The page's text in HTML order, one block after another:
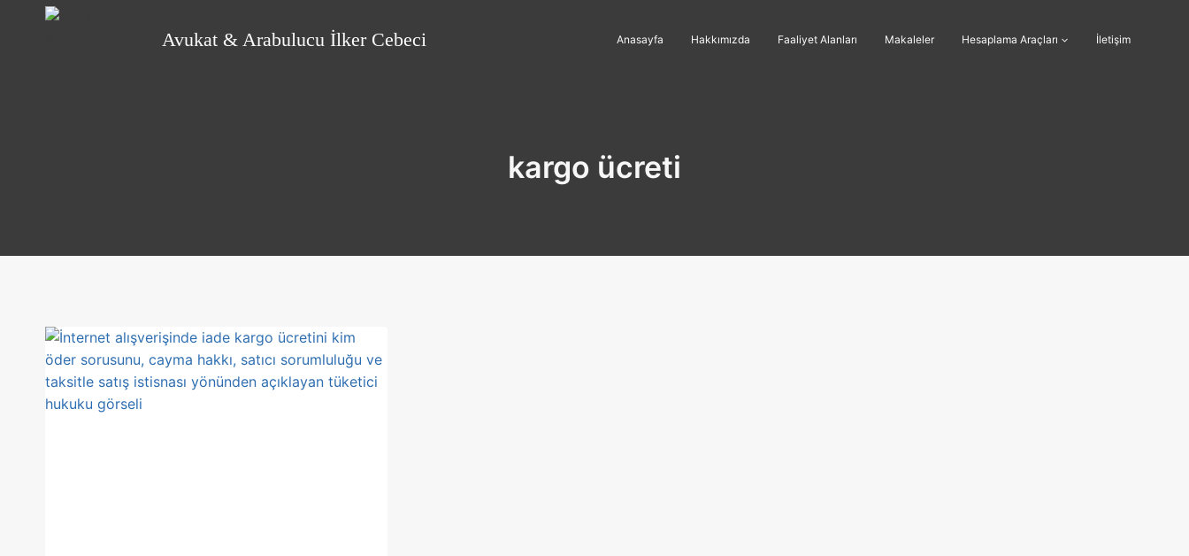
Avukat & Arabulucu İlker Cebeci Anasayfa Hakkımızda Faaliyet Alanları Makaleler Hesaplama Araçları İletişim
kargo ücreti